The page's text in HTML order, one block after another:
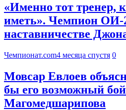
«Именно тот тренер,
иметь». Чемпион ОИ-
наставничестве
Чемпионат.com4 месяца спустя 0
Мовсар Евлоев
бы его возможный
Магомедшарипова